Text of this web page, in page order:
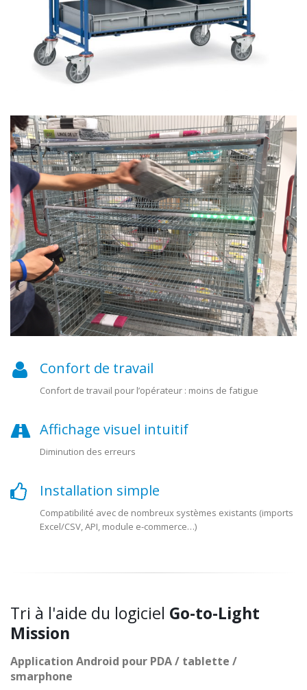
Confort de travail
Confort de travail pour l’opérateur : moins de fatigue
Affichage visuel intuitif
Diminution des erreurs
Installation simple
Compatibilité avec de nombreux systèmes existants (imports
Excel/CSV, API, module e-commerce…)
Tri à l'aide du logiciel Go-to-Light
Mission
Application Android pour PDA / tablette /
smarphone